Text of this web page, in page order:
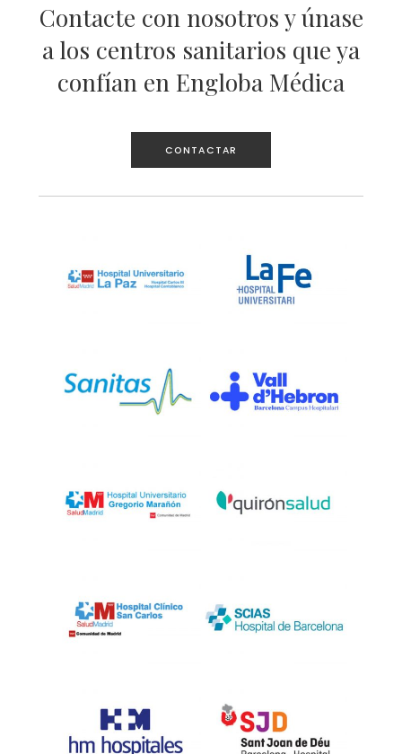
Contacte con nosotros y únase
a los centros sanitarios que ya
confían en Engloba Médica
CONTACTAR